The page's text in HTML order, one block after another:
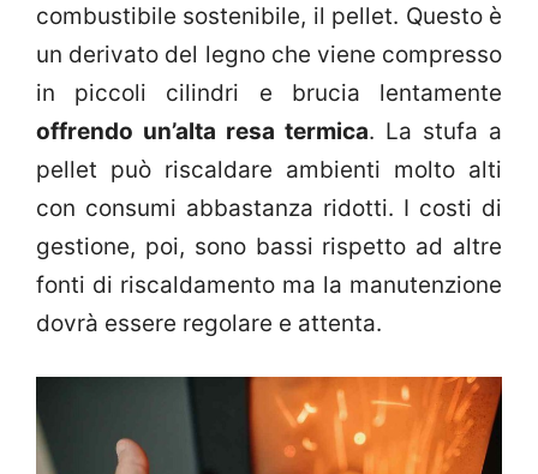
combustibile sostenibile, il pellet. Questo è
un derivato del legno che viene compresso
in piccoli cilindri e brucia lentamente
offrendo un’alta resa termica. La stufa a
pellet può riscaldare ambienti molto alti
con consumi abbastanza ridotti. I costi di
gestione, poi, sono bassi rispetto ad altre
fonti di riscaldamento ma la manutenzione
dovrà essere regolare e attenta.